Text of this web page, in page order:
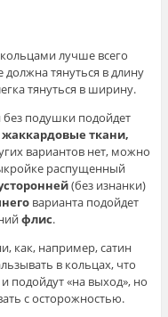
кольцами лучше всего
должна тянуться в длину
тянуться в ширину.
без подушки подойдет
ткани,
вариантов нет, можно
распущенный
(без изнанки)
варианта подойдет
флис.
как, например, сатин
в кольцах, что
подойдут «на выход», но
с осторожностью.